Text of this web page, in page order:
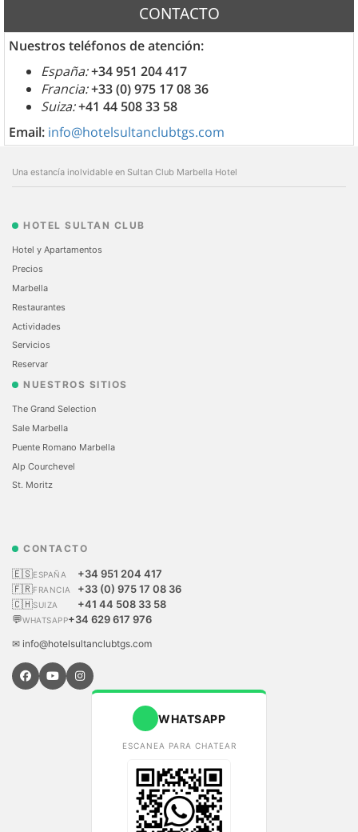
CONTACTO
Nuestros teléfonos de atención:
España:+34 951 204 417
Francia:+33 (0) 975 17 08 36
Suiza:+41 44 508 33 58
Email: info@hotelsultanclubtgs.com
Una estancía inolvidable en Sultan Club Marbella Hotel
HOTEL SULTAN CLUB
Hotel y Apartamentos
Precios
Marbella
Restaurantes
Actividades
Servicios
Reservar
NUESTROS SITIOS
The Grand Selection
Sale Marbella
Puente Romano Marbella
Alp Courchevel
St. Moritz
CONTACTO
🇪🇸ESPAÑA
+34 951 204 417
🇫🇷FRANCIA
+33 (0) 975 17 08 36
🇨🇭SUIZA
+41 44 508 33 58
💬WHATSAPP+34 629 617 976
✉ info@hotelsultanclubtgs.com
WHATSAPP
ESCANEA PARA CHATEAR